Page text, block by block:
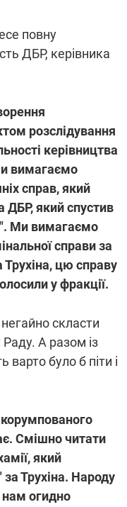
повну
ДБР, керівника
розслідування
керівництва
вимагаємо
справ, який
ДБР, який спустив
Ми вимагаємо
справи за
цю справу
у фракції.
скласти
А разом із
варто було б піти і
Смішно читати
який
Трухіна. Народу
нам огидно